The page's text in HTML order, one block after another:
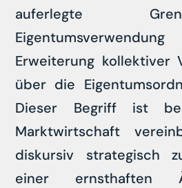
auferlegte
Erweiterung kollektiver
über die
Dieser Begriff ist
Marktwirtschaft
diskursiv strategisch
einer ernsthaften